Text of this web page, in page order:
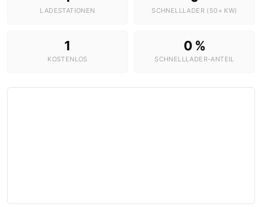
LADESTATIONEN SCHNELLLADER (50+ KW)
1
KOSTENLOS
0 %
SCHNELLLADER-ANTEIL